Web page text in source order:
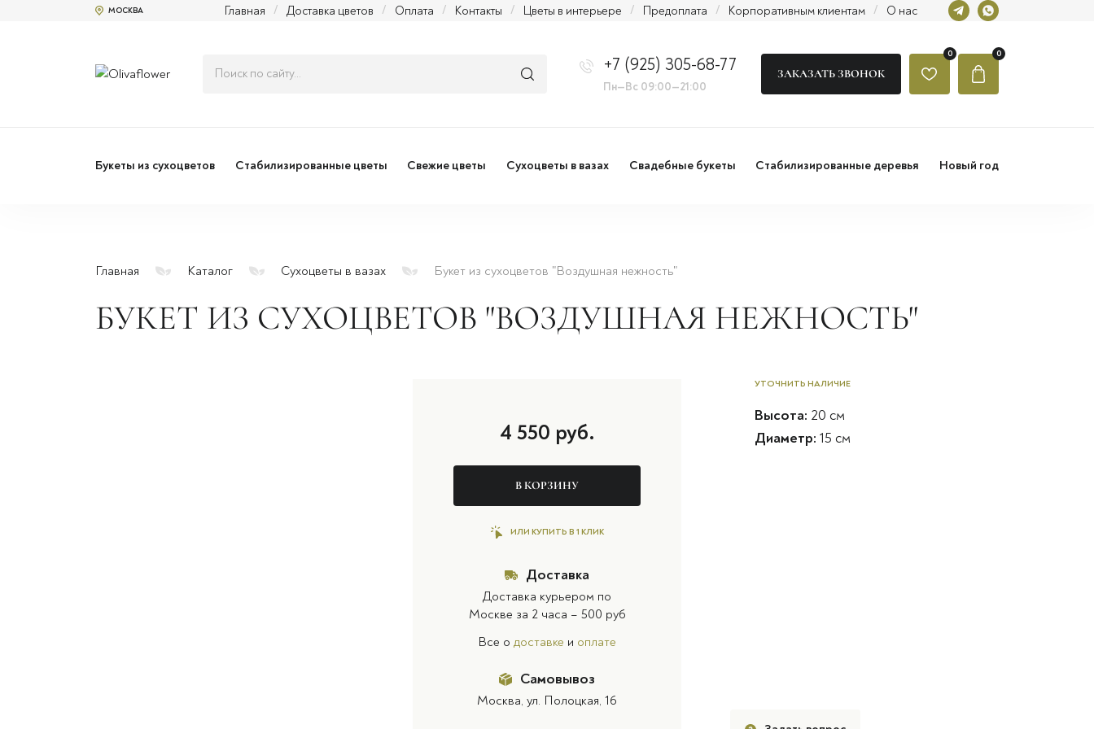
МОСКВА Главная / Доставка цветов / Оплата / Контакты / Цветы в интерьере / Предоплата / Корпоративным клиентам / О нас
+7 (925) 305-68-77
Пн—Вс 09:00—21:00
ЗАКАЗАТЬ ЗВОНОК
0 0
Букеты из сухоцветов Стабилизированные цветы Свежие цветы Сухоцветы в вазах Свадебные букеты Стабилизированные деревья Новый год
Главная Каталог Сухоцветы в вазах Букет из сухоцветов "Воздушная нежность"
БУКЕТ ИЗ СУХОЦВЕТОВ "ВОЗДУШНАЯ НЕЖНОСТЬ"
4 550 руб.
В КОРЗИНУ
ИЛИ КУПИТЬ В 1 КЛИК
Доставка
Доставка курьером по
Москве за 2 часа – 500 руб
Все о доставке и оплате
Самовывоз
Москва, ул. Полоцкая, 16
УТОЧНИТЬ НАЛИЧИЕ
Высота: 20 см
Диаметр: 15 см